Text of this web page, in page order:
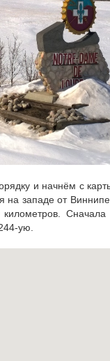
и начнём с
на западе от
километров.
ую.